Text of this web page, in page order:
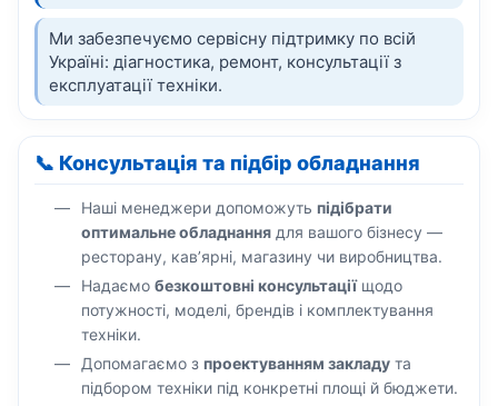
Ми забезпечуємо сервісну підтримку по всій
Україні: діагностика, ремонт, консультації з
експлуатації техніки.
📞 Консультація та підбір обладнання
Наші менеджери допоможуть підібрати
оптимальне обладнання для вашого бізнесу —
ресторану, кав’ярні, магазину чи виробництва.
Надаємо безкоштовні консультаціїщодо
потужності, моделі, брендів і комплектування
техніки.
Допомагаємо з проектуванням закладу та
підбором техніки під конкретні площі й бюджети.